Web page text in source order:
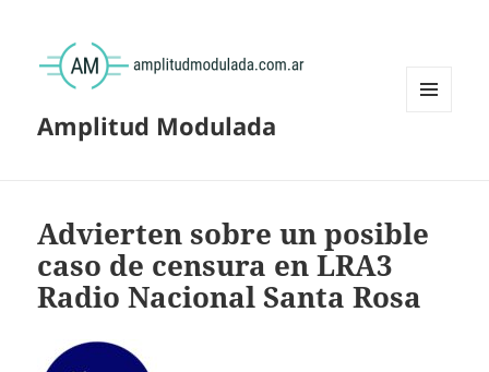
Amplitud Modulada
Advierten sobre un posible
caso de censura en LRA3
Radio Nacional Santa Rosa